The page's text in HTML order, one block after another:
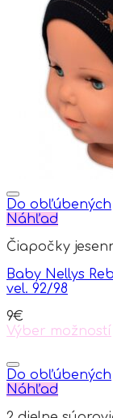
Do obľúbených
Náhľad
Čiapočky
Baby Nellys
vel. 92/98
9€
Výber možností
product
has
multiple
Do obľúbených
Náhľad